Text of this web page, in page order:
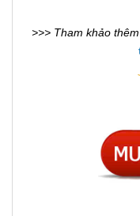
>>> Tham khảo thêm